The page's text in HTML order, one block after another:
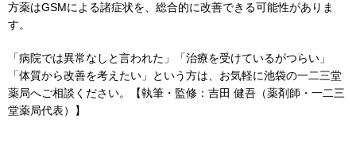
方薬はGSMによる諸症状を、総合的に改善できる可能性がありま
す。
「病院では異常なしと言われた」「治療を受けているがつらい」
「体質から改善を考えたい」という方は、お気軽に池袋の一二三堂
薬局へご相談ください。【執筆・監修：吉田 健吾（薬剤師・一二三
堂薬局代表）】